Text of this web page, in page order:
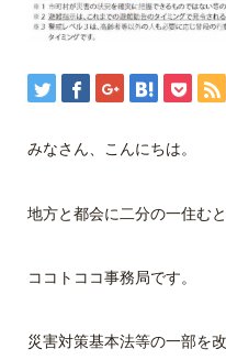
みなさん、こんにちは。
地方と都会に二分の一住む
ココトココ事務局です。
災害対策基本法等の一部を